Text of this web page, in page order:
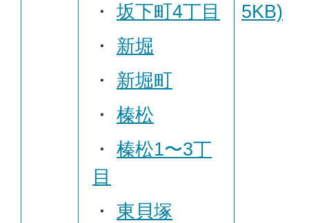
・ 坂下町4丁目
・ 新堀
・ 新堀町
・ 榛松
・ 榛松1〜3丁
目
・ 東貝塚
5KB)